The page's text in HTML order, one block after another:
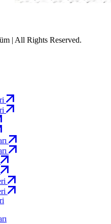
| All Rights Reserved.